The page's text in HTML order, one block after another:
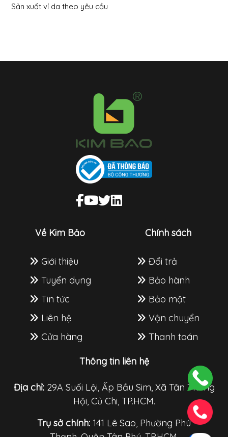
Sản xuất ví da theo yêu cầu
Về Kim Bảo
Giới thiệu
Tuyển dụng
Tin tức
Liên hệ
Cửa hàng
Chính sách
Đổi trả
Bảo hành
Bảo mật
Vận chuyển
Thanh toán
Thông tin liên hệ
Địa chỉ:29A Suối Lội, Ấp Bầu Sim, Xã Tân Thông
Hội, Củ Chi, TP.HCM.
Trụ sở chính: 141 Lê Sao, Phường Phú